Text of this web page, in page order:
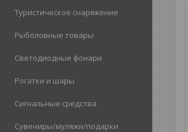
Туристическое снаряжение
Рыболовные товары
Светодиодные фонари
Рогатки и шары
Сигнальные средства
Сувениры/муляжи/подарки